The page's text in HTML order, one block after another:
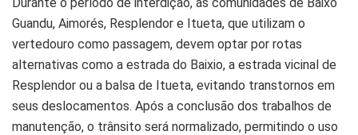
Guandu, Aimorés, Resplendor e Itueta, que utilizam o
vertedouro como passagem, devem optar por rotas
alternativas como a estrada do Baixio, a estrada vicinal de
Resplendor ou a balsa de Itueta, evitando transtornos em
seus deslocamentos. Após a conclusão dos trabalhos de
manutenção, o trânsito será normalizado, permitindo o uso